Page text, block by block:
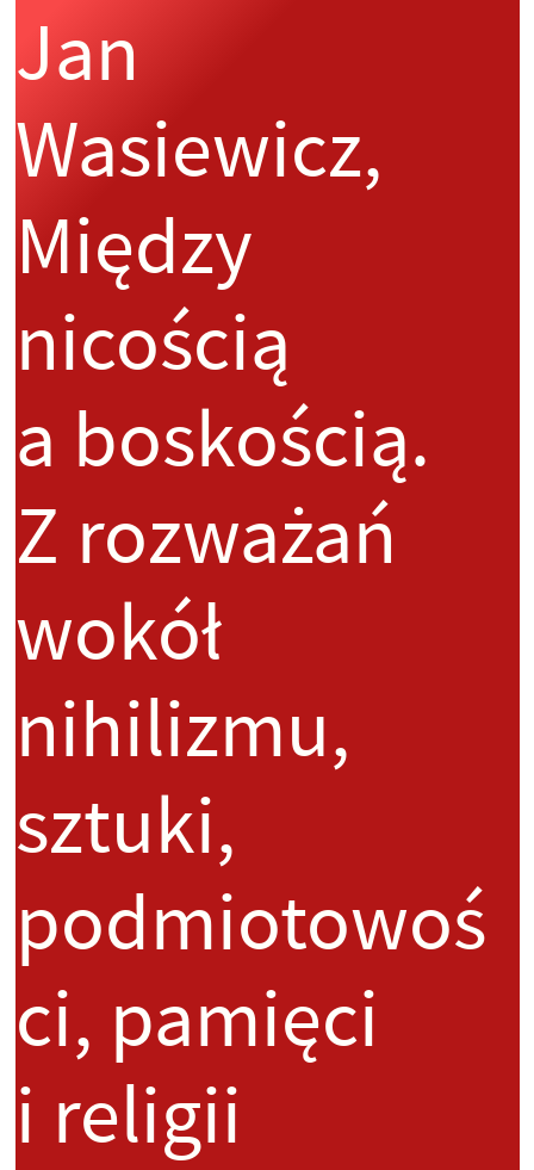
Jan
Wasiewicz,
Między
nicością
a boskością.
Z rozważań
wokół
nihilizmu,
sztuki,
podmiotowoś
ci, pamięci
i religii